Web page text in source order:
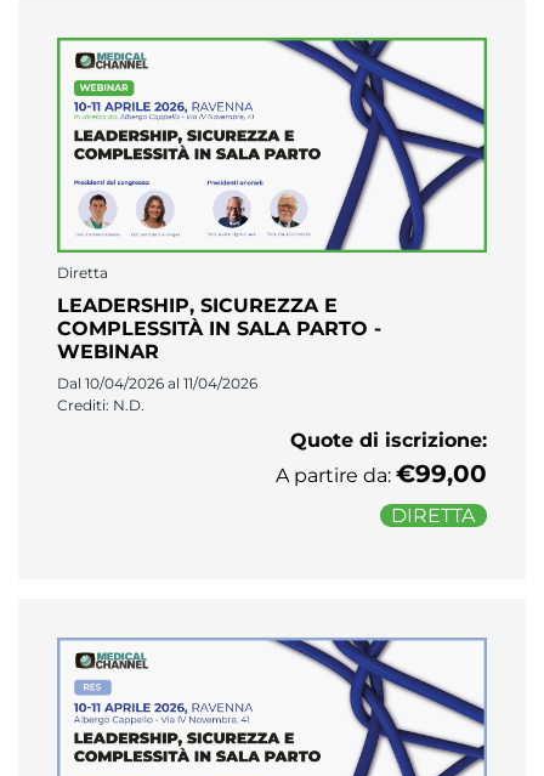
Diretta
LEADERSHIP, SICUREZZA E
COMPLESSITÀ IN SALA PARTO -
WEBINAR
Dal 10/04/2026 al 11/04/2026
Crediti: N.D.
Quote di iscrizione:
A partire da: €99,00
DIRETTA